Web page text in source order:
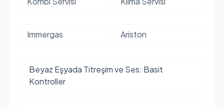
Immergas Ariston
Beyaz Eşyada Titreşim ve Ses: Basit
Kontroller